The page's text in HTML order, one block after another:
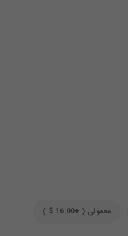
معمولی ( +16.00 $ )